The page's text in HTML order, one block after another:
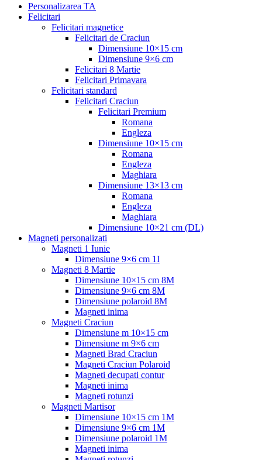
Personalizarea TA
Felicitari
Felicitari magnetice
Felicitari de Craciun
Dimensiune 10×15 cm
Dimensiune 9×6 cm
Felicitari 8 Martie
Felicitari Primavara
Felicitari standard
Felicitari Craciun
Felicitari Premium
Romana
Engleza
Dimensiune 10×15 cm
Romana
Engleza
Maghiara
Dimensiune 13×13 cm
Romana
Engleza
Maghiara
Dimensiune 10×21 cm (DL)
Magneti personalizati
Magneti 1 Iunie
Dimensiune 9×6 cm 1I
Magneti 8 Martie
Dimensiune 10×15 cm 8M
Dimensiune 9×6 cm 8M
Dimensiune polaroid 8M
Magneti inima
Magneti Craciun
Dimensiune m 10×15 cm
Dimensiune m 9×6 cm
Magneti Brad Craciun
Magneti Craciun Polaroid
Magneti decupati contur
Magneti inima
Magneti rotunzi
Magneti Martisor
Dimensiune 10×15 cm 1M
Dimensiune 9×6 cm 1M
Dimensiune polaroid 1M
Magneti inima